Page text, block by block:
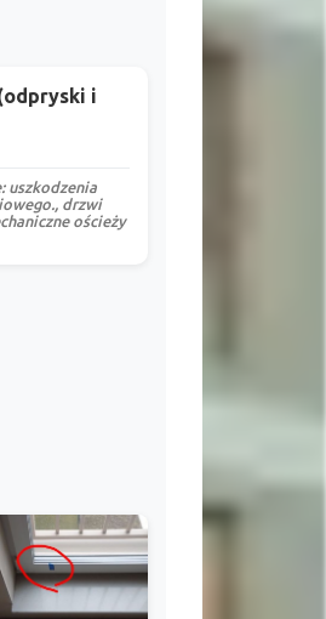
i
uszkodzenia
drzwi
ościeży